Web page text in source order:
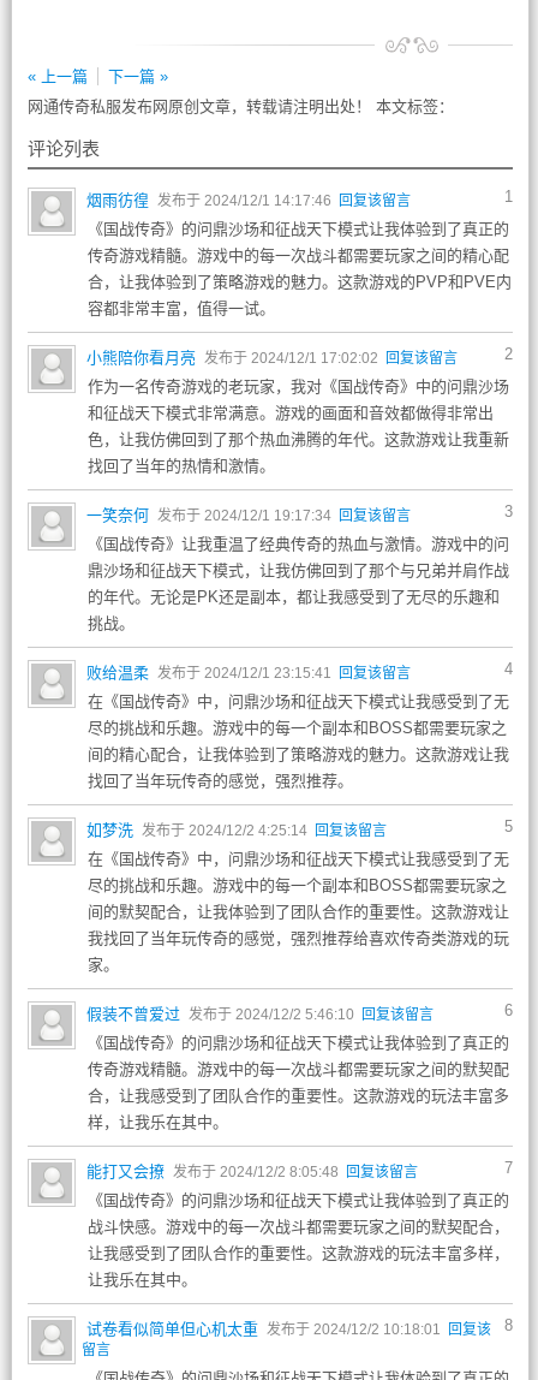
« 上一篇
下一篇 »
网通传奇私服发布网原创文章，转载请注明出处！ 本文标签：
评论列表
1
烟雨彷徨 发布于 2024/12/1 14:17:46 回复该留言
《国战传奇》的问鼎沙场和征战天下模式让我体验到了真正的
传奇游戏精髓。游戏中的每一次战斗都需要玩家之间的精心配
合，让我体验到了策略游戏的魅力。这款游戏的PVP和PVE内
容都非常丰富，值得一试。
2
小熊陪你看月亮 发布于 2024/12/1 17:02:02 回复该留言
作为一名传奇游戏的老玩家，我对《国战传奇》中的问鼎沙场
和征战天下模式非常满意。游戏的画面和音效都做得非常出
色，让我仿佛回到了那个热血沸腾的年代。这款游戏让我重新
找回了当年的热情和激情。
3
一笑奈何 发布于 2024/12/1 19:17:34 回复该留言
《国战传奇》让我重温了经典传奇的热血与激情。游戏中的问
鼎沙场和征战天下模式，让我仿佛回到了那个与兄弟并肩作战
的年代。无论是PK还是副本，都让我感受到了无尽的乐趣和
挑战。
4
败给温柔 发布于 2024/12/1 23:15:41 回复该留言
在《国战传奇》中，问鼎沙场和征战天下模式让我感受到了无
尽的挑战和乐趣。游戏中的每一个副本和BOSS都需要玩家之
间的精心配合，让我体验到了策略游戏的魅力。这款游戏让我
找回了当年玩传奇的感觉，强烈推荐。
5
如梦洗 发布于 2024/12/2 4:25:14 回复该留言
在《国战传奇》中，问鼎沙场和征战天下模式让我感受到了无
尽的挑战和乐趣。游戏中的每一个副本和BOSS都需要玩家之
间的默契配合，让我体验到了团队合作的重要性。这款游戏让
我找回了当年玩传奇的感觉，强烈推荐给喜欢传奇类游戏的玩
家。
6
假装不曾爱过 发布于 2024/12/2 5:46:10 回复该留言
《国战传奇》的问鼎沙场和征战天下模式让我体验到了真正的
传奇游戏精髓。游戏中的每一次战斗都需要玩家之间的默契配
合，让我感受到了团队合作的重要性。这款游戏的玩法丰富多
样，让我乐在其中。
7
能打又会撩 发布于 2024/12/2 8:05:48 回复该留言
《国战传奇》的问鼎沙场和征战天下模式让我体验到了真正的
战斗快感。游戏中的每一次战斗都需要玩家之间的默契配合，
让我感受到了团队合作的重要性。这款游戏的玩法丰富多样，
让我乐在其中。
8
试卷看似简单但心机太重 发布于 2024/12/2 10:18:01 回复该
留言